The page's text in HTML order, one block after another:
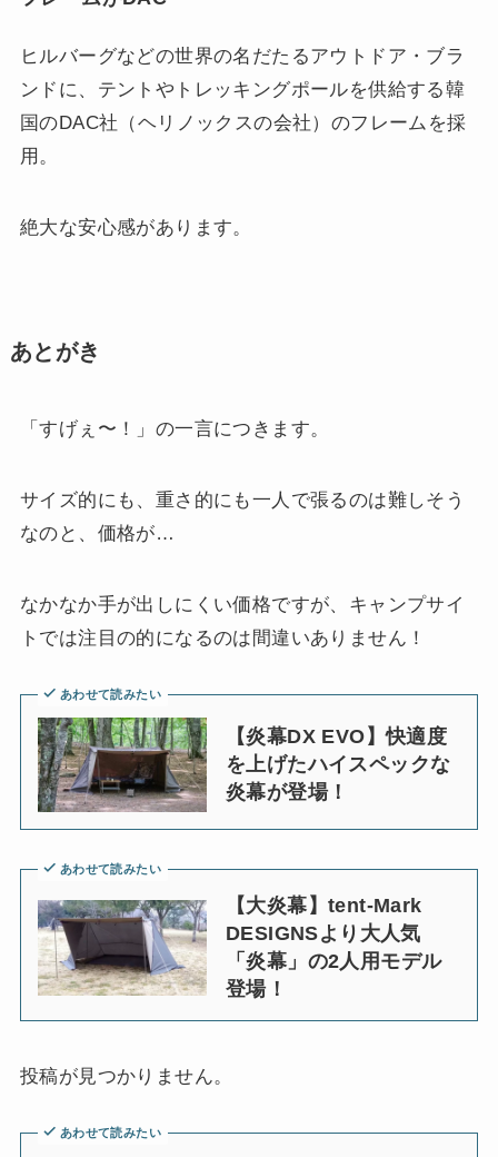
ヒルバーグなどの世界の名だたるアウトドア・ブラ
ンドに、テントやトレッキングポールを供給する韓
国のDAC社（ヘリノックスの会社）のフレームを採
用。
絶大な安心感があります。
あとがき
「すげぇ〜！」の一言につきます。
サイズ的にも、重さ的にも一人で張るのは難しそう
なのと、価格が…
なかなか手が出しにくい価格ですが、キャンプサイ
トでは注目の的になるのは間違いありません！
あわせて読みたい
【炎幕DX EVO】快適度
を上げたハイスペックな
炎幕が登場！
あわせて読みたい
【大炎幕】tent-Mark
DESIGNSより大人気
「炎幕」の2人用モデル
登場！
投稿が見つかりません。
あわせて読みたい